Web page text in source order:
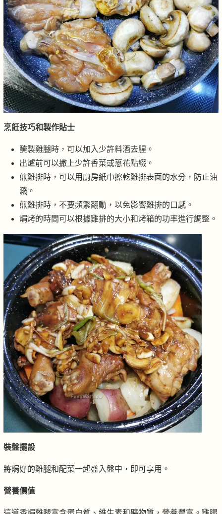
烹飪技巧和製作貼士
醃製雞腿時，可以加入少許料酒去腥。
出爐前可以撒上少許香菜或蔥花點綴。
煎雞排時，可以用廚房紙巾擦乾雞排表面的水分，防止油
濺。
煎雞排時，不要頻繁翻動，以免影響雞排的口感。
焗烤的時間可以根據雞排的大小和烤箱的功率進行調整。
裝盤擺設
將焗好的雞腿和配菜一起盛入盤中，即可享用。
營養價值